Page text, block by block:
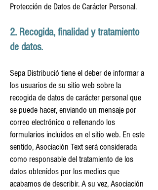
Protección de Datos de Carácter Personal.​
2. Recogida, finalidad y tratamiento
de datos.
Sepa Distribució tiene el deber de informar a
los usuarios de su sitio web sobre la
recogida de datos de carácter personal que
se puede hacer, enviando un mensaje por
correo electrónico o rellenando los
formularios incluidos en el sitio web. En este
sentido, Asociación Text será considerada
como responsable del tratamiento de los
datos obtenidos por los medios que
acabamos de describir. A su vez, Asociación